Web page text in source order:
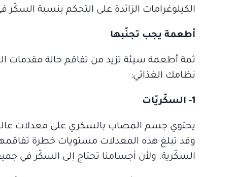
الكيلوغرامات الزائدة على التحكم بنسبة السكّر
أطعمة يجب تجنّبها
ثمة أطعمة سيئة تزيد من تفاقم حالة مقدمات
نظامك الغذائي:
1- السكّريّات
يحتوي جسم المصاب بالسكري على معدلات
وقد تبلغ هذه المعدلات مستويات خطرة
السكّرية. ولأن أجسامنا تحتاج إلى السكّر في